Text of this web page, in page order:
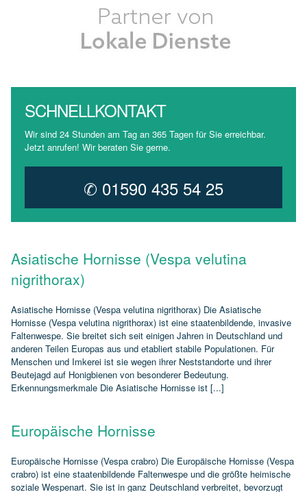
SCHNELLKONTAKT
Wir sind 24 Stunden am Tag an 365 Tagen für Sie erreichbar.
Jetzt anrufen! Wir beraten Sie gerne.
✆ 01590 435 54 25
Asiatische Hornisse (Vespa velutina
nigrithorax)
Asiatische Hornisse (Vespa velutina nigrithorax) Die Asiatische
Hornisse (Vespa velutina nigrithorax) ist eine staatenbildende, invasive
Faltenwespe. Sie breitet sich seit einigen Jahren in Deutschland und
anderen Teilen Europas aus und etabliert stabile Populationen. Für
Menschen und Imkerei ist sie wegen ihrer Neststandorte und ihrer
Beutejagd auf Honigbienen von besonderer Bedeutung.
Erkennungsmerkmale Die Asiatische Hornisse ist [...]
Europäische Hornisse
Europäische Hornisse (Vespa crabro) Die Europäische Hornisse (Vespa
crabro) ist eine staatenbildende Faltenwespe und die größte heimische
soziale Wespenart. Sie ist in ganz Deutschland verbreitet, bevorzugt